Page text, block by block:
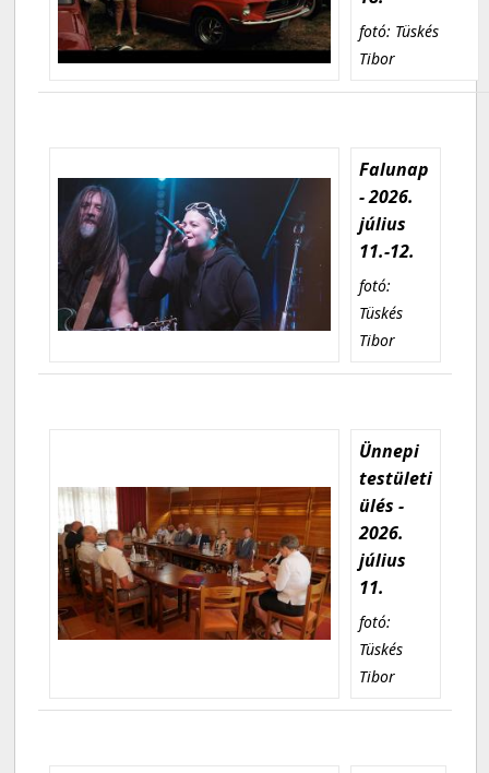
fotó: Tüskés
Tibor
Falunap
- 2026.
július
11.-12.
fotó:
Tüskés
Tibor
Ünnepi
testületi
ülés -
2026.
július
11.
fotó:
Tüskés
Tibor